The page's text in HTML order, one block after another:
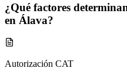
¿Qué factores
en Álava?
Autorización CAT